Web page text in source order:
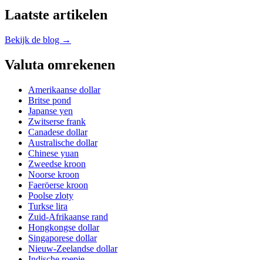
Laatste artikelen
Bekijk de blog →
Valuta omrekenen
Amerikaanse dollar
Britse pond
Japanse yen
Zwitserse frank
Canadese dollar
Australische dollar
Chinese yuan
Zweedse kroon
Noorse kroon
Faeröerse kroon
Poolse zloty
Turkse lira
Zuid-Afrikaanse rand
Hongkongse dollar
Singaporese dollar
Nieuw-Zeelandse dollar